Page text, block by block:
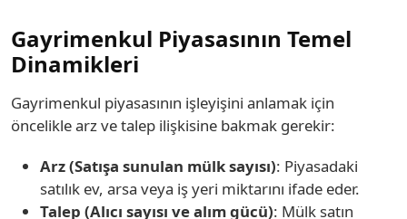
Gayrimenkul Piyasasının Temel
Dinamikleri
Gayrimenkul piyasasının işleyişini anlamak için
öncelikle arz ve talep ilişkisine bakmak gerekir:
Arz (Satışa sunulan mülk sayısı): Piyasadaki
satılık ev, arsa veya iş yeri miktarını ifade eder.
Talep (Alıcı sayısı ve alım gücü): Mülk satın